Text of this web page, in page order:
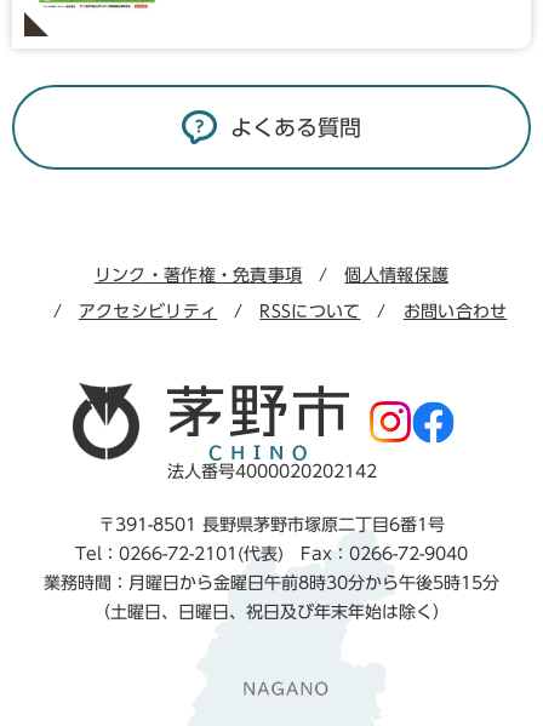
よくある質問
リンク・著作権・免責事項 個人情報保護
アクセシビリティ RSSについて お問い合わせ
法人番号4000020202142
〒391-8501 長野県茅野市塚原二丁目6番1号
Tel：0266-72-2101(代表) Fax：0266-72-9040
業務時間：月曜日から金曜日午前8時30分から午後5時15分
（土曜日、日曜日、祝日及び年末年始は除く）